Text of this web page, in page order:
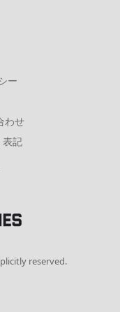
ー
わせ
表記
reserved.